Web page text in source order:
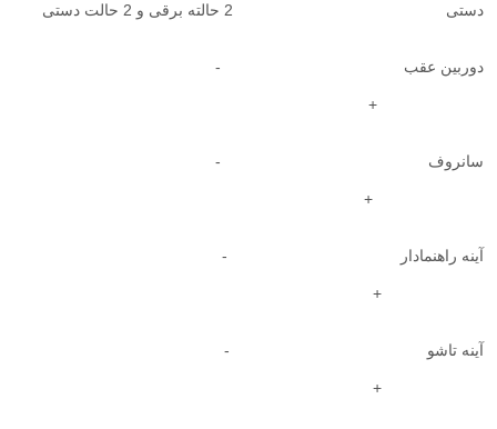
دستی 2 حالته برقی و 2 حالت دستی
دوربین عقب -
+
سانروف -
+
آینه راهنمادار -
+
آینه تاشو -
+